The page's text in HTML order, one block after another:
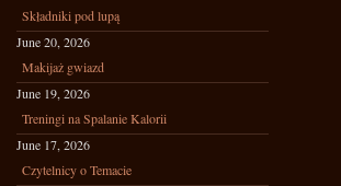
Składniki pod lupą
June 20, 2026
Makijaż gwiazd
June 19, 2026
Treningi na Spalanie Kalorii
June 17, 2026
Czytelnicy o Temacie